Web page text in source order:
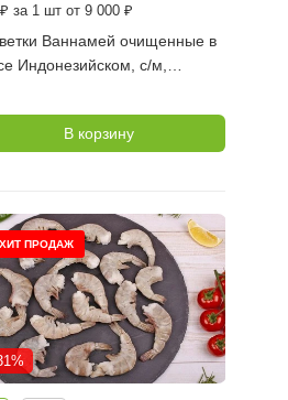
₽ за 1 шт от 9 000 ₽
Ваннамей очищенные в
Индонезийском, с/м,
В корзину
ХИТ ПРОДАЖ